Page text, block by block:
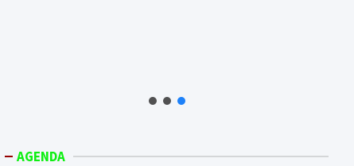
AGENDA